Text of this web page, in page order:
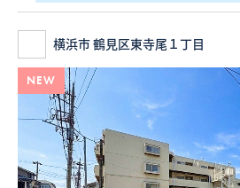
横浜市 鶴見区東寺尾１丁目
NEW